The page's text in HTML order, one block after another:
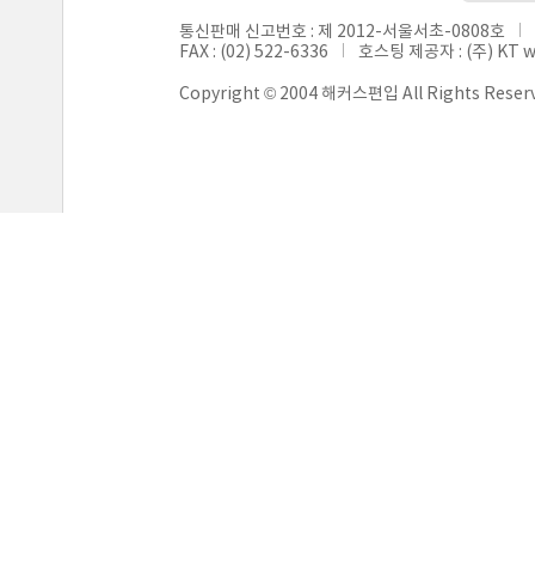
통신판매 신고번호 : 제 2012-서울서초-0808호
FAX : (02) 522-6336
호스팅 제공자 : (주)
Copyright © 2004 해커스편입 All Rights